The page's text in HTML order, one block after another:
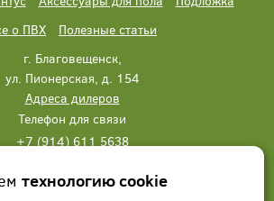
о ПВХ
Полезные статьи
г. Благовещенск,
ул. Пионерская, д. 154
Адреса дилеров
Телефон для связи
+7 (914) 611 5638
нам Заказать звонок
технологию cookie